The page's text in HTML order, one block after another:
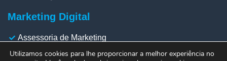
Marketing Digital
Assessoria de Marketing
Gestão de Redes Sociais
Utilizamos cookies para lhe proporcionar a melhor experiência no